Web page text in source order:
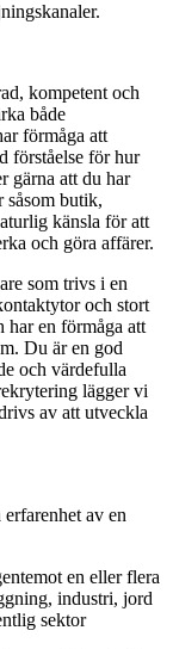
kompetent och
både
förmåga att
förståelse för hur
gärna att du har
såsom butik,
känsla för att
och göra affärer.
som trivs i en
och stort
har en förmåga att
Du är en god
och värdefulla
lägger vi
av att utveckla
av en
en eller flera
industri, jord
sektor